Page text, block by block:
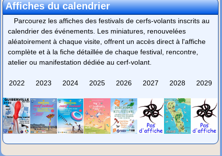
Affiches du calendrier
Parcourez les affiches des festivals de cerfs-volants inscrits au
calendrier des événements. Les miniatures, renouvelées
aléatoirement à chaque visite, offrent un accès direct à l'affiche
complète et à la fiche détaillée de chaque festival, rencontre,
atelier ou manifestation dédiée au cerf-volant.
2022 2023 2024 2025 2026 2027 2028 2029